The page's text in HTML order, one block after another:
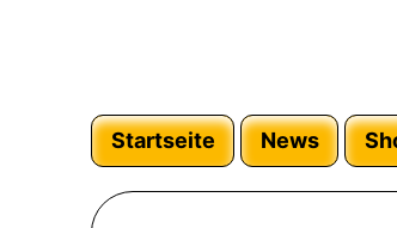
Startseite News